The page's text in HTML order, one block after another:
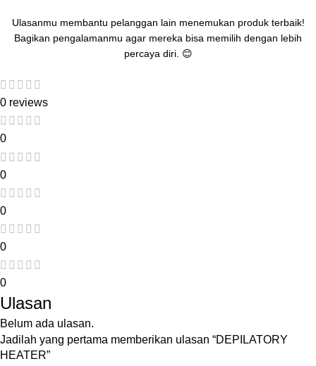
Ulasanmu membantu pelanggan lain menemukan produk terbaik!
Bagikan pengalamanmu agar mereka bisa memilih dengan lebih
percaya diri. 😊
0 reviews
0
0
0
0
0
Ulasan
Belum ada ulasan.
Jadilah yang pertama memberikan ulasan “DEPILATORY
HEATER”